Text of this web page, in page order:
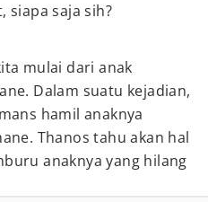
siapa saja sih?
mulai dari anak
Dalam suatu kejadian,
hamil anaknya
Thanos tahu akan hal
anaknya yang hilang